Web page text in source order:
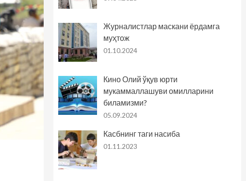
Журналистлар маскани ёрдамга
муҳтож
01.10.2024
Кино Олий ўқув юрти
мукаммаллашуви омилларини
биламизми?
05.09.2024
Касбнинг таги насиба
01.11.2023